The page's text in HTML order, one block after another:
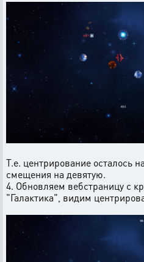
Т.е. центрирование осталось
смещения на девятую.
4. Обновляем вебстраницу с
"Галактика", видим